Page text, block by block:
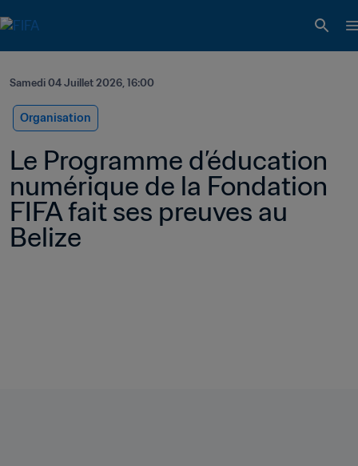
Samedi 04 Juillet 2026, 16:00
Organisation
Le Programme d’éducation
numérique de la Fondation
FIFA fait ses preuves au
Belize